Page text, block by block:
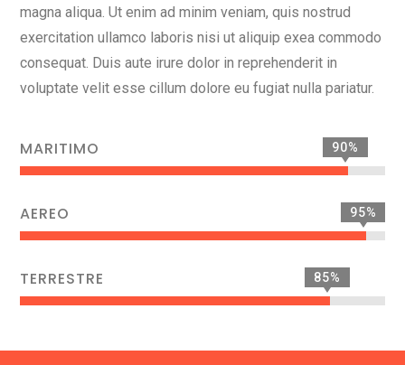
magna aliqua. Ut enim ad minim veniam, quis nostrud
exercitation ullamco laboris nisi ut aliquip exea commodo
consequat. Duis aute irure dolor in reprehenderit in
voluptate velit esse cillum dolore eu fugiat nulla pariatur.
MARITIMO 90%
AEREO 95%
TERRESTRE 85%